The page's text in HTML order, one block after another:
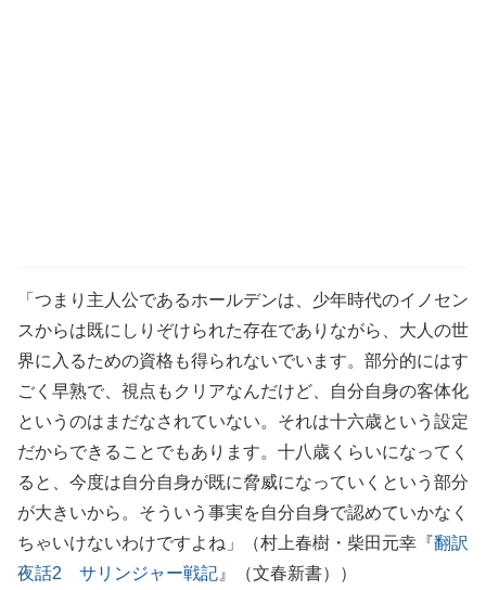
「つまり主人公であるホールデンは、少年時代のイノセン
スからは既にしりぞけられた存在でありながら、大人の世
界に入るための資格も得られないでいます。部分的にはす
ごく早熟で、視点もクリアなんだけど、自分自身の客体化
というのはまだなされていない。それは十六歳という設定
だからできることでもあります。十八歳くらいになってく
ると、今度は自分自身が既に脅威になっていくという部分
が大きいから。そういう事実を自分自身で認めていかなく
ちゃいけないわけですよね」（村上春樹・柴田元幸『翻訳
夜話2 サリンジャー戦記 』（文春新書））